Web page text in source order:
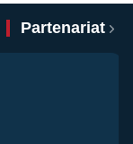
Partenariat